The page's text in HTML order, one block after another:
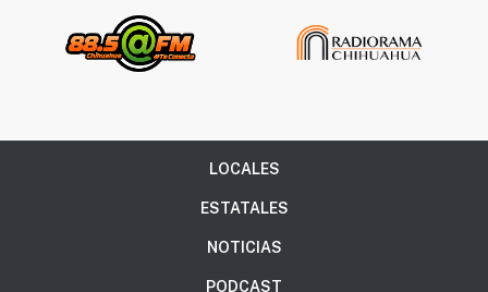
LOCALES
ESTATALES
NOTICIAS
PODCAST